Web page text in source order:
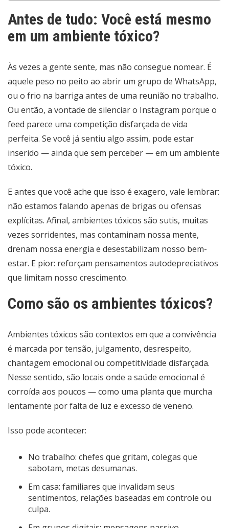
Antes de tudo: Você está mesmo
em um ambiente tóxico?
Às vezes a gente sente, mas não consegue nomear. É
aquele peso no peito ao abrir um grupo de WhatsApp,
ou o frio na barriga antes de uma reunião no trabalho.
Ou então, a vontade de silenciar o Instagram porque o
feed parece uma competição disfarçada de vida
perfeita. Se você já sentiu algo assim, pode estar
inserido — ainda que sem perceber — em um ambiente
tóxico.
E antes que você ache que isso é exagero, vale lembrar:
não estamos falando apenas de brigas ou ofensas
explícitas. Afinal, ambientes tóxicos são sutis, muitas
vezes sorridentes, mas contaminam nossa mente,
drenam nossa energia e desestabilizam nosso bem-
estar. E pior: reforçam pensamentos autodepreciativos
que limitam nosso crescimento.
Como são os ambientes tóxicos?
Ambientes tóxicos são contextos em que a convivência
é marcada por tensão, julgamento, desrespeito,
chantagem emocional ou competitividade disfarçada.
Nesse sentido, são locais onde a saúde emocional é
corroída aos poucos — como uma planta que murcha
lentamente por falta de luz e excesso de veneno.
Isso pode acontecer:
No trabalho: chefes que gritam, colegas que
sabotam, metas desumanas.
Em casa: familiares que invalidam seus
sentimentos, relações baseadas em controle ou
culpa.